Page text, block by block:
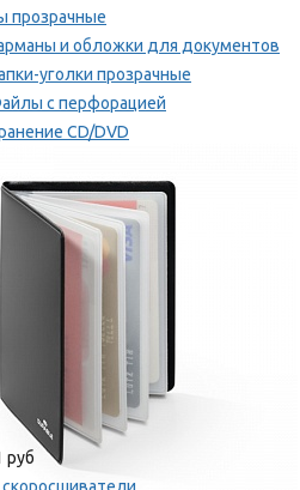
прозрачные
и обложки для документов
уголки прозрачные
с перфорацией
CD/DVD
руб